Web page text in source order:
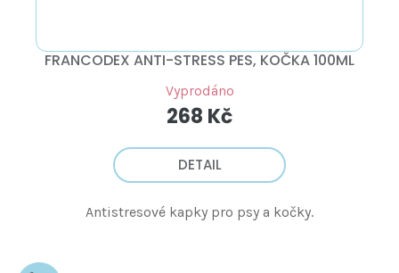
FRANCODEX ANTI-STRESS PES, KOČKA 100ML
Vyprodáno
268 Kč
DETAIL
Antistresové kapky pro psy a kočky.